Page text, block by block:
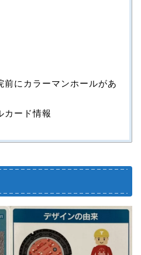
前にカラーマンホールがあ
カード情報